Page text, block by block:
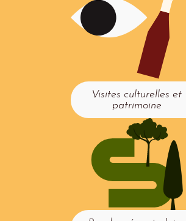
Visites culturelles et
patrimoine